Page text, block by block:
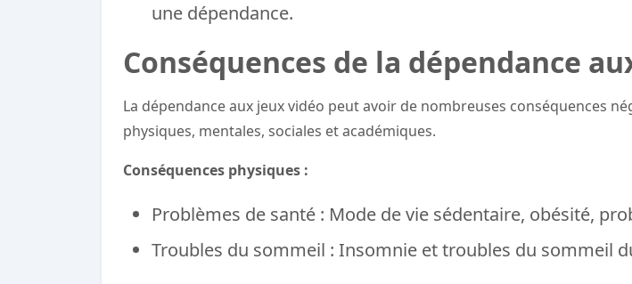
une dépendance.
Conséquences de la dépendance
La dépendance aux jeux vidéo peut avoir de nombreuses conséquences
physiques, mentales, sociales et académiques.
Conséquences physiques :
Problèmes de santé : Mode de vie sédentaire, obésité,
Troubles du sommeil : Insomnie et troubles du sommeil